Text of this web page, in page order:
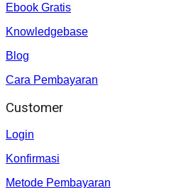
Ebook Gratis
Knowledgebase
Blog
Cara Pembayaran
Customer
Login
Konfirmasi
Metode Pembayaran